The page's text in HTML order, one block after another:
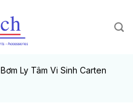
Bơm Ly Tâm Vi Sinh Carten